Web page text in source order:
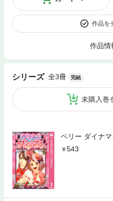
作品を
作品情
シリーズ 全3冊 完結
未購入巻
ベリー ダイナマ
543